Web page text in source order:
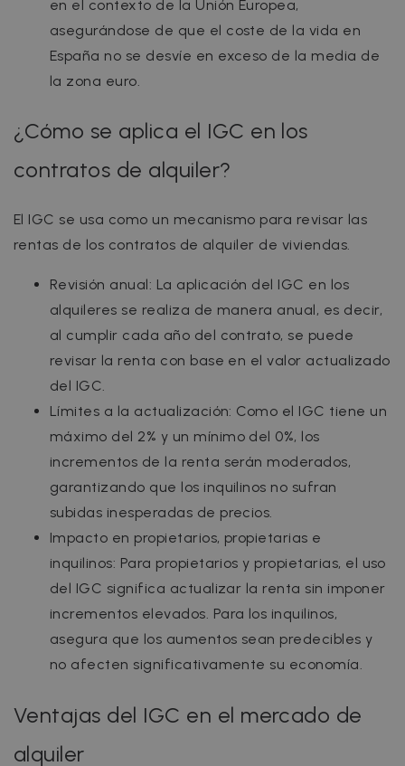
en el contexto de la Unión Europea,
asegurándose de que el coste de la vida en
España no se desvíe en exceso de la media de
la zona euro.
¿Cómo se aplica el IGC en los
contratos de alquiler?
El IGC se usa como un mecanismo para revisar las
rentas de los contratos de alquiler de viviendas.
Revisión anual: La aplicación del IGC en los
alquileres se realiza de manera anual, es decir,
al cumplir cada año del contrato, se puede
revisar la renta con base en el valor actualizado
del IGC.
Límites a la actualización: Como el IGC tiene un
máximo del 2% y un mínimo del 0%, los
incrementos de la renta serán moderados,
garantizando que los inquilinos no sufran
subidas inesperadas de precios.
Impacto en propietarios, propietarias e
inquilinos: Para propietarios y propietarias, el uso
del IGC significa actualizar la renta sin imponer
incrementos elevados. Para los inquilinos,
asegura que los aumentos sean predecibles y
no afecten significativamente su economía.
Ventajas del IGC en el mercado de
alquiler